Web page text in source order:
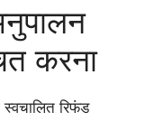
करना
रिफंड